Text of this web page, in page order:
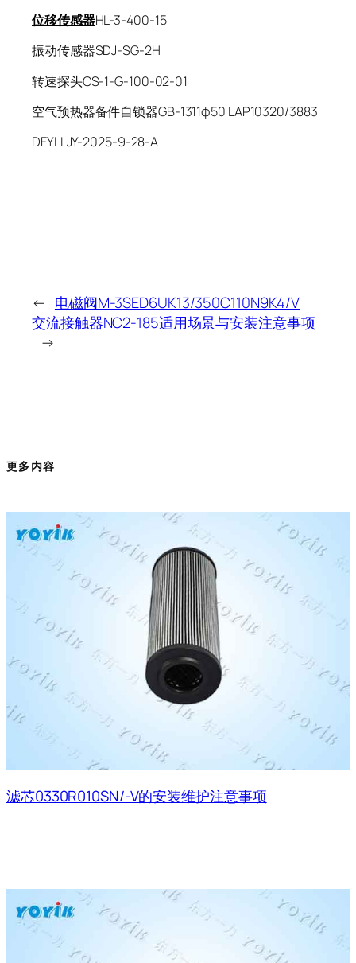
位移传感器HL-3-400-15
振动传感器SDJ-SG-2H
转速探头CS-1-G-100-02-01
空气预热器备件自锁器GB-1311φ50 LAP10320/3883
DFYLLJY-2025-9-28-A
← 电磁阀M-3SED6UK13/350C110N9K4/V
交流接触器NC2-185适用场景与安装注意事项
→
更多内容
滤芯0330R010SN/-V的安装维护注意事项